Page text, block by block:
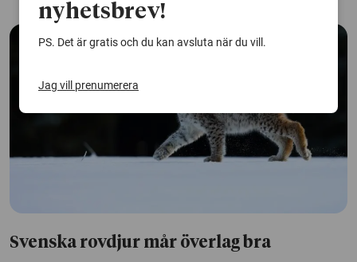
Svenska rovdjur mår överlag bra
nyhetsbrev!
PS. Det är gratis och du kan avsluta när du vill.
Jag vill prenumerera